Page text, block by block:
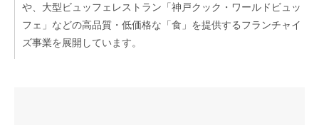
や、大型ビュッフェレストラン「神戸クック・ワールドビュッ
フェ」などの高品質・低価格な「食」を提供するフランチャイ
ズ事業を展開しています。